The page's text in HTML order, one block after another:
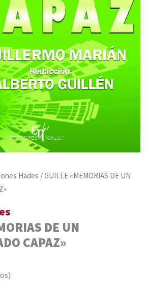
Hades / GUILLE «MEMORIAS DE UN
DE UN
CAPAZ»